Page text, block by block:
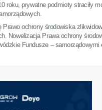
roku, prywatne podmioty straciły
ochrony środowiska
Nowelizacja Prawa ochrony
Fundusze – samorządowymi